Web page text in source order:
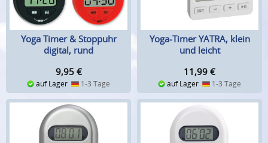
Yoga Timer & Stoppuhr
digital, rund
9,95 €
auf Lager 1-3 Tage
Yoga-Timer YATRA, klein
und leicht
11,99 €
auf Lager 1-3 Tage